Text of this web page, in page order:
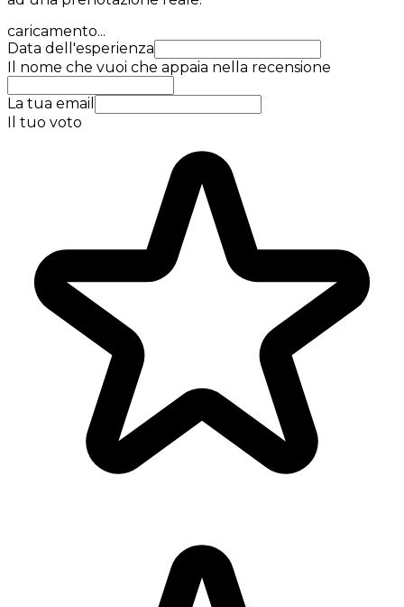
caricamento...
Data dell'esperienza
Il nome che vuoi che appaia nella recensione
La tua email
Il tuo voto